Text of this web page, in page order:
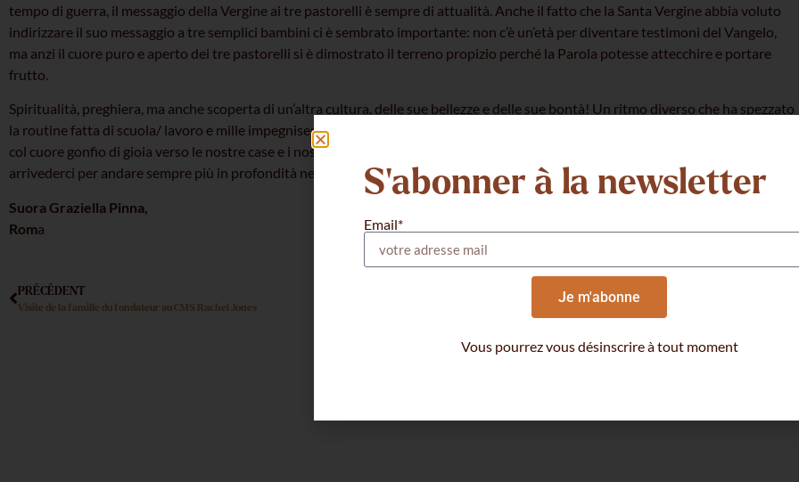
tempo di guerra, il messaggio della Vergine ai tre pastorelli è sempre di attualità. Anche il fatto che la Santa Vergine abbia voluto
indirizzare il suo messaggio a tre semplici bambini ci è sembrato importante: non c’è un’età per diventare testimoni del Vangelo,
ma anzi il cuore puro e aperto dei tre pastorelli si è dimostrato il terreno propizio perché la Parola potesse attecchire e portare
frutto.
Spiritualità, preghiera, ma anche scoperta di un’altra cultura, delle sue bellezze e delle sue bontà! Un ritmo diverso che ha spezzato
la routine fatta di scuola/ lavoro e mille impegnisempre di corsa. Un tempo sospeso tra cielo e terra per riprendere fiato e ripartire
col cuore gonfio di gioia verso le nostre case e i nostri rispettivi impegni. Con la promessa che questo non sia un addio, ma un
arrivederci per andare sempre più in profondità nella conoscenza di Gesù e della sua Mamma.
Suora Graziella Pinna,
Roma
PRÉCÉDENT
Visite de la famille du fondateur au CMS Rachel Jones
S'abonner à la newsletter
Email*
Je m'abonne
Vous pourrez vous désinscrire à tout moment